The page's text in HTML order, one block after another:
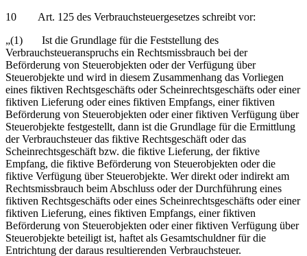
10 Art. 125 des Verbrauchsteuergesetzes schreibt vor:
„(1) Ist die Grundlage für die Feststellung des
Verbrauchsteueranspruchs ein Rechtsmissbrauch bei der
Beförderung von Steuerobjekten oder der Verfügung über
Steuerobjekte und wird in diesem Zusammenhang das Vorliegen
eines fiktiven Rechtsgeschäfts oder Scheinrechtsgeschäfts oder einer
fiktiven Lieferung oder eines fiktiven Empfangs, einer fiktiven
Beförderung von Steuerobjekten oder einer fiktiven Verfügung über
Steuerobjekte festgestellt, dann ist die Grundlage für die Ermittlung
der Verbrauchsteuer das fiktive Rechtsgeschäft oder das
Scheinrechtsgeschäft bzw. die fiktive Lieferung, der fiktive
Empfang, die fiktive Beförderung von Steuerobjekten oder die
fiktive Verfügung über Steuerobjekte. Wer direkt oder indirekt am
Rechtsmissbrauch beim Abschluss oder der Durchführung eines
fiktiven Rechtsgeschäfts oder eines Scheinrechtsgeschäfts oder einer
fiktiven Lieferung, eines fiktiven Empfangs, einer fiktiven
Beförderung von Steuerobjekten oder einer fiktiven Verfügung über
Steuerobjekte beteiligt ist, haftet als Gesamtschuldner für die
Entrichtung der daraus resultierenden Verbrauchsteuer.